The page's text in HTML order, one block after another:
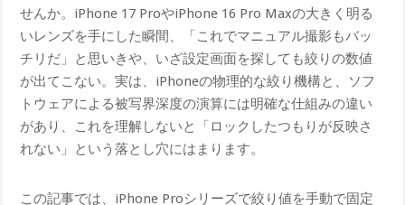
せんか。iPhone 17 ProやiPhone 16 Pro Maxの大きく明る
いレンズを手にした瞬間、「これでマニュアル撮影もバッ
チリだ」と思いきや、いざ設定画面を探しても絞りの数値
が出てこない。実は、iPhoneの物理的な絞り機構と、ソフ
トウェアによる被写界深度の演算には明確な仕組みの違い
があり、これを理解しないと「ロックしたつもりが反映さ
れない」という落とし穴にはまります。
この記事では、iPhone Proシリーズで絞り値を手動で固定